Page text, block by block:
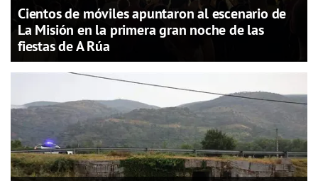
Cientos de móviles apuntaron al escenario de
La Misión en la primera gran noche de las
fiestas de A Rúa